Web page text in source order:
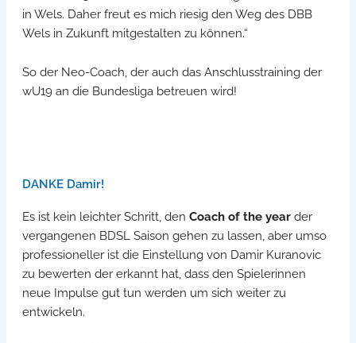
in Wels. Daher freut es mich riesig den Weg des DBB
Wels in Zukunft mitgestalten zu können.“
So der Neo-Coach, der auch das Anschlusstraining der
wU19 an die Bundesliga betreuen wird!
DANKE Damir!
Es ist kein leichter Schritt, den Coach of the yearder
vergangenen BDSL Saison gehen zu lassen, aber umso
professioneller ist die Einstellung von Damir Kuranovic
zu bewerten der erkannt hat, dass den Spielerinnen
neue Impulse gut tun werden um sich weiter zu
entwickeln.